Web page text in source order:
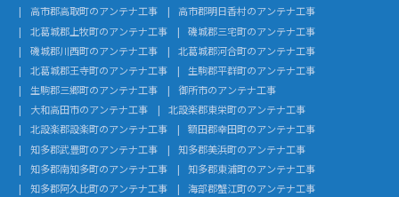
高市郡高取町のアンテナ工事
高市郡明日香村のアンテナ工事
北葛城郡上牧町のアンテナ工事
磯城郡三宅町のアンテナ工事
磯城郡川西町のアンテナ工事
北葛城郡河合町のアンテナ工事
北葛城郡王寺町のアンテナ工事
生駒郡平群町のアンテナ工事
生駒郡三郷町のアンテナ工事
御所市のアンテナ工事
大和高田市のアンテナ工事
北設楽郡東栄町のアンテナ工事
北設楽郡設楽町のアンテナ工事
額田郡幸田町のアンテナ工事
知多郡武豊町のアンテナ工事
知多郡美浜町のアンテナ工事
知多郡南知多町のアンテナ工事
知多郡東浦町のアンテナ工事
知多郡阿久比町のアンテナ工事
海部郡蟹江町のアンテナ工事